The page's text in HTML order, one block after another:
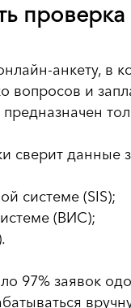
проверка
анкету, в
вопросов и
сверит
системе (SIS);
(ВИС);
97% заявок